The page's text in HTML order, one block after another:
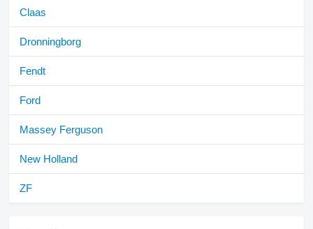
Claas
Dronningborg
Fendt
Ford
Massey Ferguson
New Holland
ZF